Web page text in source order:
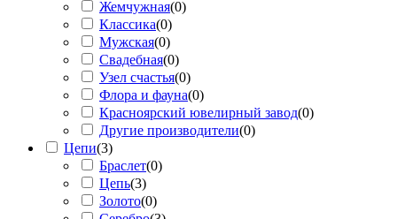
Жемчужная(0)
Классика(0)
Мужская(0)
Свадебная(0)
Узел счастья(0)
Флора и фауна(0)
Красноярский ювелирный завод(0)
Другие производители(0)
Цепи(3)
Браслет(0)
Цепь(3)
Золото(0)